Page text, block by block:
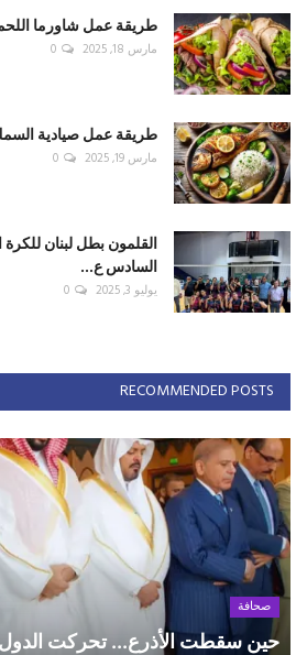
طريقة عمل شاورما
مارس 18, 2025 0
طريقة عمل صيادية
مارس 19, 2025 0
القلمون بطل لبنان
السادس ع...
يوليو 3, 2025 0
RECOMMENDED POSTS
صحافة
حين سقطت الأذرع... تحركت